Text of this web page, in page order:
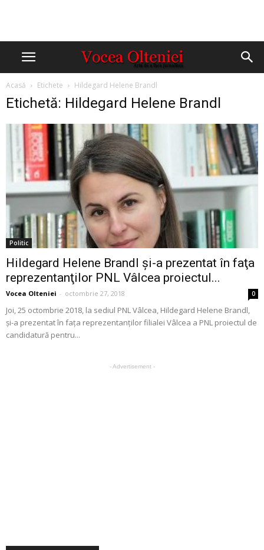
Acasă Etichete Hildegard Helene Brandl
Etichetă: Hildegard Helene Brandl
Politic
Hildegard Helene Brandl şi-a prezentat în faţa
reprezentanţilor PNL Vâlcea proiectul...
Vocea Olteniei - octombrie 27, 2018 0
Joi, 25 octombrie 2018, la sediul PNL Vâlcea, Hildegard Helene Brandl,
şi-a prezentat în faţa reprezentanţilor filialei Vâlcea a PNL proiectul de
candidatură pentru...
- Advertisement -